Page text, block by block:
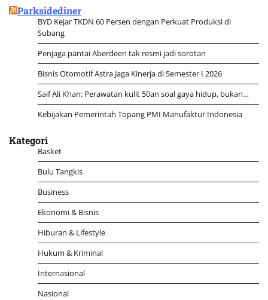
Parksidediner
BYD Kejar TKDN 60 Persen dengan Perkuat Produksi di
Subang
Penjaga pantai Aberdeen tak resmi jadi sorotan
Bisnis Otomotif Astra Jaga Kinerja di Semester I 2026
Saif Ali Khan: Perawatan kulit 50an soal gaya hidup, bukan…
Kebijakan Pemerintah Topang PMI Manufaktur Indonesia
Kategori
Basket
Bulu Tangkis
Business
Ekonomi & Bisnis
Hiburan & Lifestyle
Hukum & Kriminal
Internasional
Nasional